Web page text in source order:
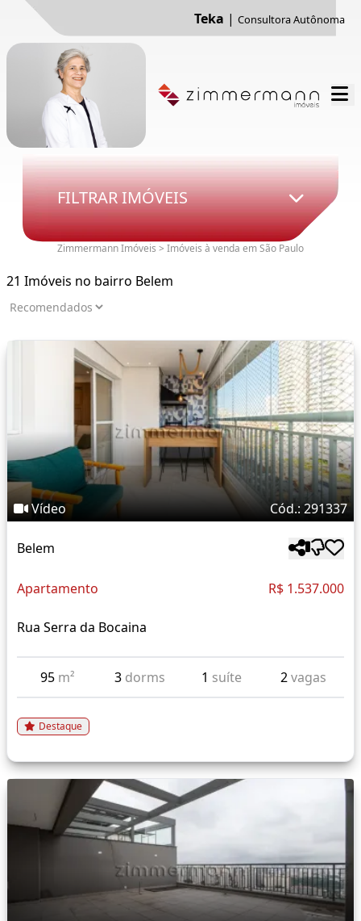
Teka | Consultora Autônoma
FILTRAR IMÓVEIS
Zimmermann Imóveis > Imóveis à venda em São Paulo
21 Imóveis no bairro Belem
Vídeo Cód.: 291337
Belem
Apartamento R$ 1.537.000
Rua Serra da Bocaina
95 m² 3 dorms 1 suíte 2vagas
Destaque